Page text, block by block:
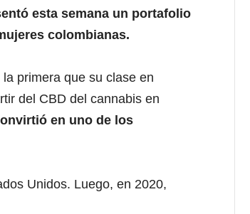
esta semana un portafolio
colombianas.
primera que su clase en
del CBD del cannabis en
en uno de los
Unidos. Luego, en 2020,